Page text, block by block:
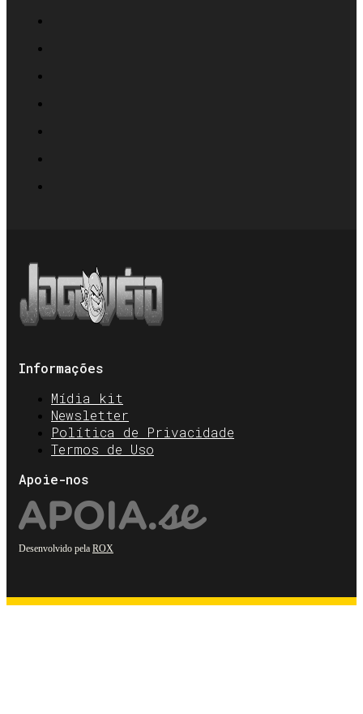
Informações
Mídia kit
Newsletter
Política de Privacidade
Termos de Uso
Apoie-nos
Desenvolvido pela ROX